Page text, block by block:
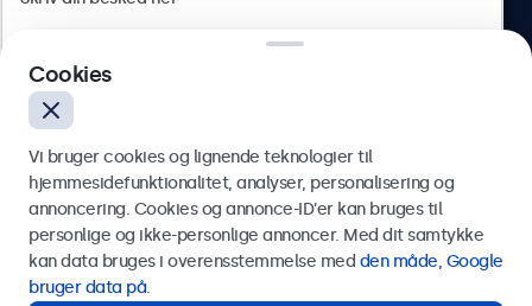
Herstedøstervej 27-29, unit A, 2620 Albertslund, Danmark
Dansk
Send
Eller ring til os på
Cookies
Vi bruger cookies og lignende teknologier til
hjemmesidefunktionalitet, analyser, personalisering og
annoncering. Cookies og annonce-ID’er kan bruges til
personlige og ikke-personlige annoncer. Med dit samtykke
kan data bruges i overensstemmelse med den måde, Google
bruger data på.